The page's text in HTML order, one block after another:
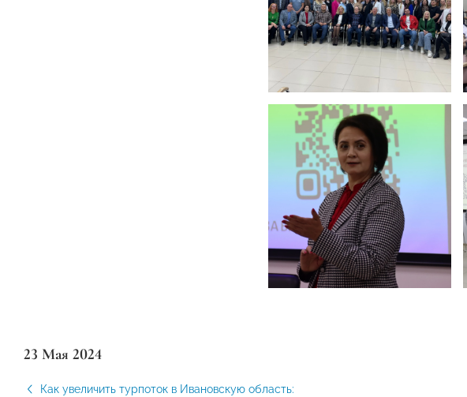
23 Мая 2024
Как увеличить турпоток в Ивановскую область: